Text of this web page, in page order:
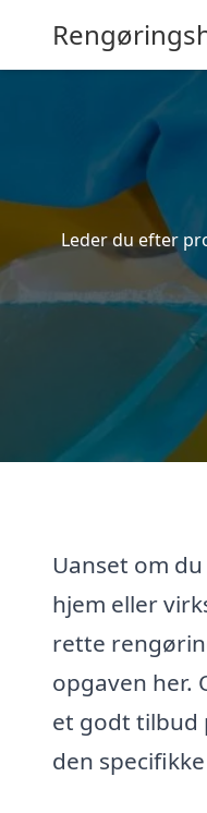
Leder du efter
Uanset om
hjem eller
rette
opgaven her.
et godt tilbud
den